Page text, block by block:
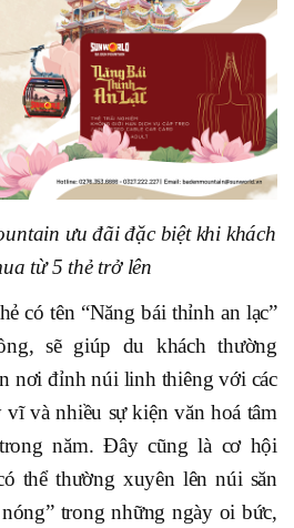
ưu đãi đặc biệt khi khách
từ 5 thẻ trở lên
có tên “Năng bái thỉnh an lạc”
sẽ giúp du khách thường
nơi đỉnh núi linh thiêng với các
và nhiều sự kiện văn hoá tâm
năm. Đây cũng là cơ hội
thể thường xuyên lên núi săn
trong những ngày oi bức,